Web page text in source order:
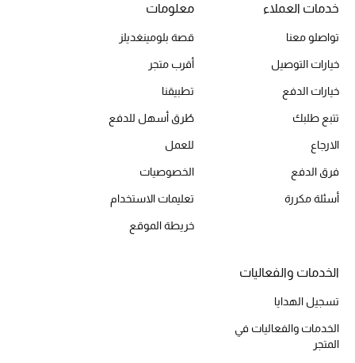
خدمات العملاء
تواصلو معنا
خيارات التوصيل
خيارات الدفع
تتبع طلبك
الارجاع
فرق الدفع
أسئلة مكررة
معلومات
قصة بلومينغديلز
أقرب متجر
تطبيقنا
طُرق أسهل للدفع
للعمل
الخصوصيات
تعليمات الاستخدام
خريطة الموقع
الخدمات والفعاليات
تسجيل الهدايا
الخدمات والفعاليات في
المتجر